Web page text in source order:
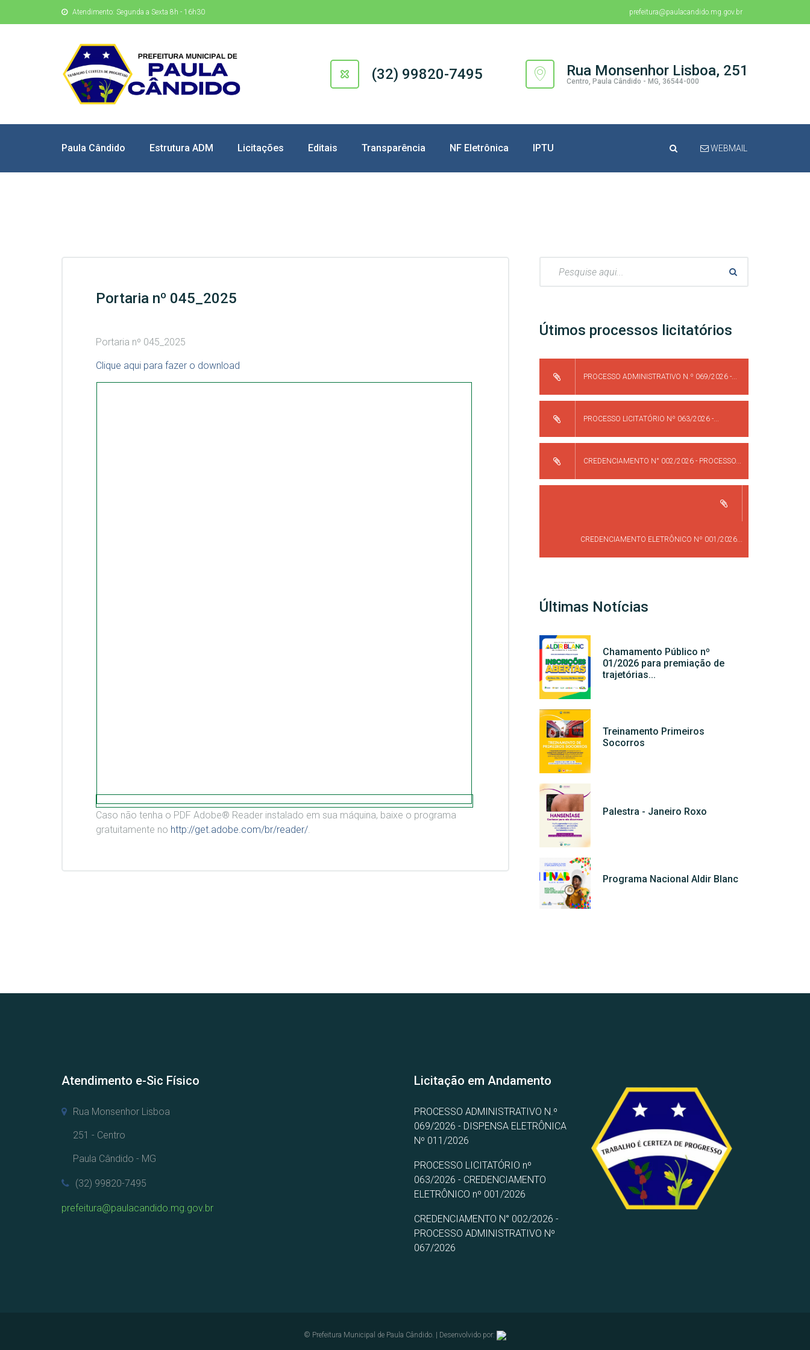
Atendimento: Segunda a Sexta 8h - 16h30 prefeitura@paulacandido.mg.gov.br
(32) 99820-7495 Rua Monsenhor Lisboa, 251
Centro, Paula Cândido - MG, 36544-000
Paula Cândido Estrutura ADM Licitações Editais Transparência NF Eletrônica IPTU WEBMAIL
Portaria nº 045_2025
Portaria nº 045_2025
Clique aqui para fazer o download
Caso não tenha o PDF Adobe® Reader instalado em sua máquina, baixe o programa
gratuitamente no http://get.adobe.com/br/reader/.
Útimos processos licitatórios
PROCESSO ADMINISTRATIVO N.º 069/2026 -...
PROCESSO LICITATÓRIO Nº 063/2026 -...
CREDENCIAMENTO N° 002/2026 - PROCESSO...
CREDENCIAMENTO ELETRÔNICO Nº 001/2026...
Últimas Notícias
Chamamento Público nº
01/2026 para premiação de
trajetórias...
Treinamento Primeiros
Socorros
Palestra - Janeiro Roxo
Programa Nacional Aldir Blanc
Atendimento e-Sic Físico
Rua Monsenhor Lisboa
251 - Centro
Paula Cândido - MG
(32) 99820-7495
prefeitura@paulacandido.mg.gov.br
Licitação em Andamento
PROCESSO ADMINISTRATIVO N.º
069/2026 - DISPENSA ELETRÔNICA
Nº 011/2026
PROCESSO LICITATÓRIO nº
063/2026 - CREDENCIAMENTO
ELETRÔNICO nº 001/2026
CREDENCIAMENTO N° 002/2026 -
PROCESSO ADMINISTRATIVO Nº
067/2026
© Prefeitura Municipal de Paula Cândido. | Desenvolvido por: